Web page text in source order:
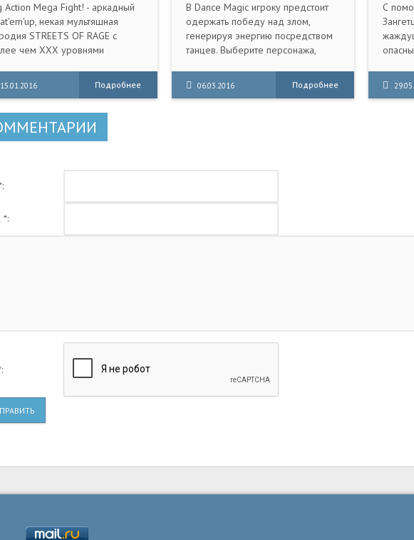
Action Mega Fight! - аркадный
некая мультяшная
STREETS OF RAGE с
чем XXX уровнями
предстоит избавить улицы
Подробнее
В Dance Magic игроку предстоит
одержать победу над злом,
генерируя энергию посредством
танцев. Выберите персонажа,
участвуйте в танцевальных дуэлях.
Подстраиваясь под музыкальное
06.03.2016 Подробнее
С
*: